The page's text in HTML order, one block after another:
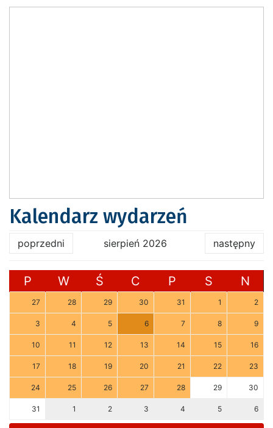
Kalendarz wydarzeń
poprzedni sierpień 2026 następny
P W Ś C P S N
27 28 29 30 31 1 2
3 4 5 6 7 8 9
10 11 12 13 14 15 16
17 18 19 20 21 22 23
24 25 26 27 28 29 30
31 1 2 3 4 5 6